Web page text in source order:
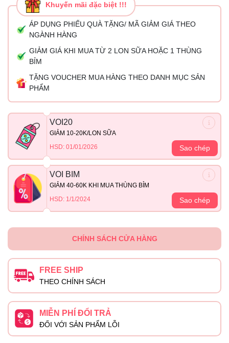
Khuyến mãi đặc biệt !!!
ÁP DỤNG PHIẾU QUÀ TẶNG/ MÃ GIẢM GIÁ THEO
NGÀNH HÀNG
GIẢM GIÁ KHI MUA TỪ 2 LON SỮA HOẶC 1 THÙNG
BỈM
TẶNG VOUCHER MUA HÀNG THEO DANH MỤC SẢN
PHẨM
VOI20
GIẢM 10-20K/LON SỮA
HSD: 01/01/2026
Sao chép
VOI BIM
GIẢM 40-60K KHI MUA THÙNG BỈM
HSD: 1/1/2024
Sao chép
CHÍNH SÁCH CỬA HÀNG
FREE SHIP
THEO CHÍNH SÁCH
MIỄN PHÍ ĐỔI TRẢ
ĐỐI VỚI SẢN PHẨM LỖI